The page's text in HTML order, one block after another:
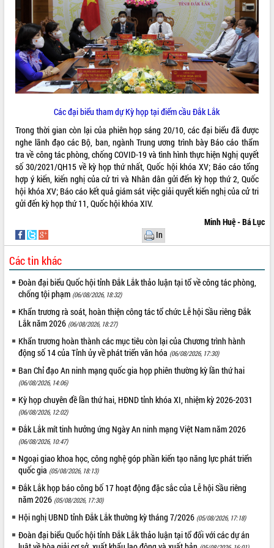
Hòn Yến phát triển du lịch gắn với bảo
tồn biển
Lấy ý kiến điều chỉnh Quy hoạch tỉnh
Đắk Lắk thời kỳ 2021-2030, tầm nhìn
đến năm 2050
Phát động chiến dịch 30 ngày đêm
giải phóng mặt bằng Tuyến đường bộ
ven biển
Đắk Lắk nỗ lực thúc đẩy tăng trưởng
II/2026
Đắk Lắk ký kết thỏa thuận hợp tác về
chuyển đổi số giai đoạn 2026 – 2030
với Tập đoàn Bưu chính Viễn thông
Việt Nam
Thứ trưởng Bộ Y tế làm việc với tỉnh
Du lịch Đắk Lắk nâng tầm trải nghiệm
du khách thông qua Hệ thống cơ sở dữ
liệu và Bản đồ số
Tập huấn ứng dụng trí tuệ nhân tạo (AI)
trong thương mại điện tử năm 2026
Đoàn đại biểu Quốc hội tỉnh Đắk Lắk
trao đổi thông tin trước Kỳ họp thứ
nhất, Quốc hội khóa XVI
Quyết liệt cải cách hành chính, khơi
thông nguồn lực phát triển
Nâng cao hiệu lực, hiệu quả HĐND
tỉnh thông qua hiện đại hóa hành chính
Xã Ea Phê gắn cải cách hành chính với
chuyển đổi số
Phó Chủ tịch Thường trực UBND tỉnh
Hồ Thị Nguyên Thảo làm việc tại Trung
tâm Phục vụ hành chính công xã Ea
Phê
Xây dựng nền hành chính số đồng
hành cùng nông dân dân, doanh nghiệp
Giai đoạn 2026-2030, Đắk Lắk phấn
đấu có 77% xã đạt chuẩn nông thôn
mới
Các đại biểu tham dự Kỳ họp tại điểm cầu Đắk Lắk
Trong thời gian còn lại của phiên họp sáng 20/10, các đại biểu đã được
nghe lãnh đạo các Bộ, ban, ngành Trung ương trình bày Báo cáo thẩm
tra về công tác phòng, chống COVID-19 và tình hình thực hiện Nghị quyết
số 30/2021/QH15 về kỳ họp thứ nhất, Quốc hội khóa XV; Báo cáo tổng
hợp ý kiến, kiến nghị của cử tri và Nhân dân gửi đến kỳ họp thứ 2, Quốc
hội khóa XV; Báo cáo kết quả giám sát việc giải quyết kiến nghị của cử tri
gửi đến kỳ họp thứ 11, Quốc hội khóa XIV.
Minh Huệ - Bá Lục
In
Các tin khác
Đoàn đại biểu Quốc hội tỉnh Đắk Lắk thảo luận tại tổ về công tác phòng,
chống tội phạm (06/08/2026, 18:32)
Khẩn trương rà soát, hoàn thiện công tác tổ chức Lễ hội Sầu riêng Đắk
Lắk năm 2026 (06/08/2026, 18:27)
Khẩn trương hoàn thành các mục tiêu còn lại của Chương trình hành
động số 14 của Tỉnh ủy về phát triển văn hóa (06/08/2026, 17:30)
Ban Chỉ đạo An ninh mạng quốc gia họp phiên thường kỳ lần thứ hai
(06/08/2026, 14:06)
Kỳ họp chuyên đề lần thứ hai, HĐND tỉnh khóa XI, nhiệm kỳ 2026-2031
(06/08/2026, 12:02)
Đắk Lắk mít tinh hưởng ứng Ngày An ninh mạng Việt Nam năm 2026
(06/08/2026, 10:47)
Ngoại giao khoa học, công nghệ góp phần kiến tạo năng lực phát triển
quốc gia (05/08/2026, 18:13)
Đắk Lắk họp báo công bố 17 hoạt động đặc sắc của Lễ hội Sầu riêng
năm 2026 (05/08/2026, 17:30)
Hội nghị UBND tỉnh Đắk Lắk thường kỳ tháng 7/2026 (05/08/2026, 17:18)
Đoàn đại biểu Quốc hội tỉnh Đắk Lắk thảo luận tại tổ đối với các dự án